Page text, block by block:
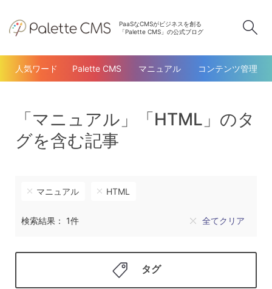
PaaSなCMSがビジネスを創る
「Palette CMS」の公式ブログ
人気ワード Palette CMS マニュアル コンテンツ管理
「マニュアル」「HTML」のタ
グを含む記事
マニュアル HTML
検索結果： 1件 全てクリア
タグ